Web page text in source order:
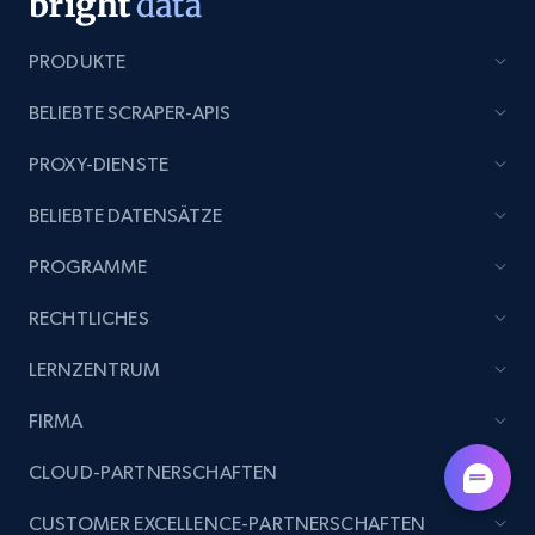
price, Currency, Stock, and more.
Lazada - Products - Discover products by
URL, Title, Rating, Reviews, Initial price, Final
991+
Lowes.com
URL, Domain, Marketplace pn, Sku, Other pn,
PRODUKTE
BELIEBTE SCRAPER-APIS
PROXY-DIENSTE
BELIEBTE DATENSÄTZE
PROGRAMME
RECHTLICHES
LERNZENTRUM
FIRMA
CLOUD-PARTNERSCHAFTEN
CUSTOMER EXCELLENCE-PARTNERSCHAFTEN